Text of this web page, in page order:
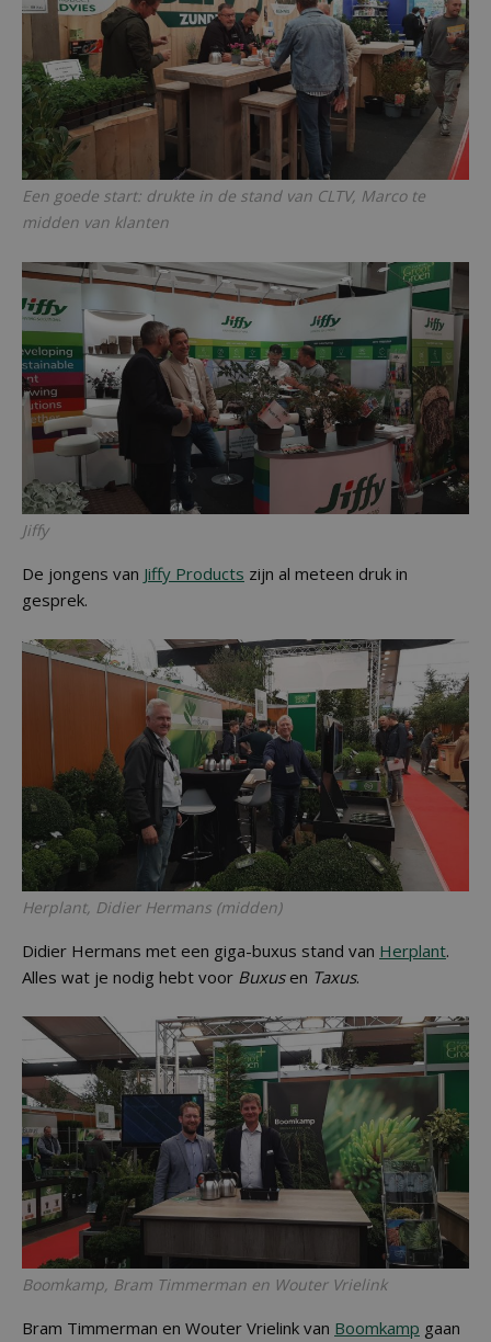
Een goede start: drukte in de stand van CLTV, Marco te
midden van klanten
Jiffy
De jongens van Jiffy Products zijn al meteen druk in
gesprek.
Herplant, Didier Hermans (midden)
Didier Hermans met een giga-buxus stand van Herplant.
Alles wat je nodig hebt voor Buxusen Taxus.
Boomkamp, Bram Timmerman en Wouter Vrielink
Bram Timmerman en Wouter Vrielink van Boomkamp gaan